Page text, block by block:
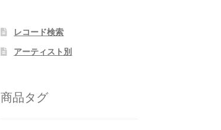
レコード検索
アーティスト別
商品タグ